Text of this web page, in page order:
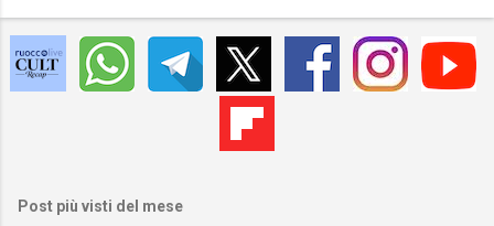
Post più visti del mese